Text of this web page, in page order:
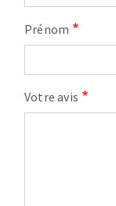
Prénom
Votre avis